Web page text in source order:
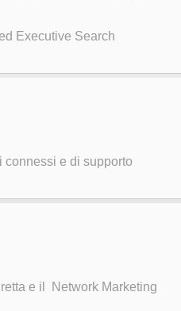
Executive Search
connessi e di supporto
e il Network Marketing